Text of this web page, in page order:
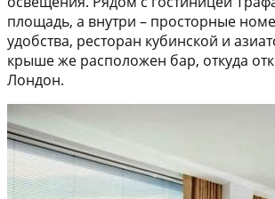
площадь, а внутри – просторные
удобства, ресторан кубинской и
крыше же расположен бар, откуда
Лондон.